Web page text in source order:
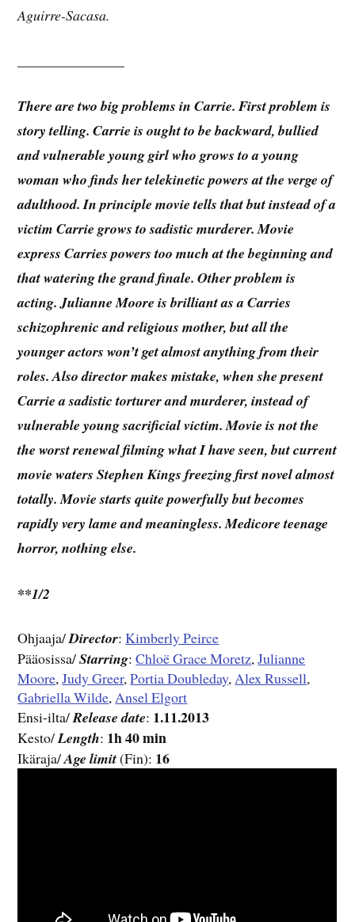
Aguirre-Sacasa.
There are two big problems in Carrie. First problem is
story telling. Carrie is ought to be backward, bullied
and vulnerable young girl who grows to a young
woman who finds her telekinetic powers at the verge of
adulthood. In principle movie tells that but instead of a
victim Carrie grows to sadistic murderer. Movie
express Carries powers too much at the beginning and
that watering the grand finale. Other problem is
acting. Julianne Moore is brilliant as a Carries
schizophrenic and religious mother, but all the
younger actors won’t get almost anything from their
roles. Also director makes mistake, when she present
Carrie a sadistic torturer and murderer, instead of
vulnerable young sacrificial victim. Movie is not the
the worst renewal filming what I have seen, but current
movie waters Stephen Kings freezing first novel almost
totally. Movie starts quite powerfully but becomes
rapidly very lame and meaningless. Medicore teenage
horror, nothing else.
**1/2
Ohjaaja/Director:Kimberly Peirce
Pääosissa/Starring:Chloë Grace Moretz,Julianne
Moore,Judy Greer,Portia Doubleday, Alex Russell,
Gabriella Wilde, Ansel Elgort
Ensi-ilta/Release date: 1.11.2013
Kesto/Length: 1h 40 min
Ikäraja/Age limit(Fin): 16